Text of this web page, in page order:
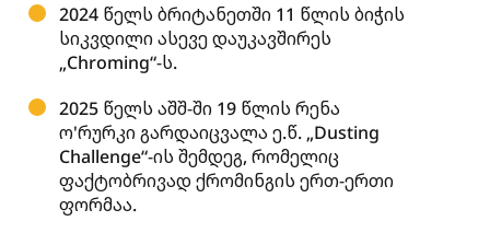
2024 წელს ბრიტანეთში 11 წლის ბიჭის
სიკვდილი ასევე დაუკავშირეს
„Chroming“-ს.
2025 წელს აშშ-ში 19 წლის რენა
ო'რურკი გარდაიცვალა ე.წ. „Dusting
Challenge“-ის შემდეგ, რომელიც
ფაქტობრივად ქრომინგის ერთ-ერთი
ფორმაა.